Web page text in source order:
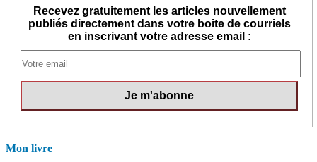
Recevez gratuitement les articles nouvellement
publiés directement dans votre boite de courriels
en inscrivant votre adresse email :
Mon livre